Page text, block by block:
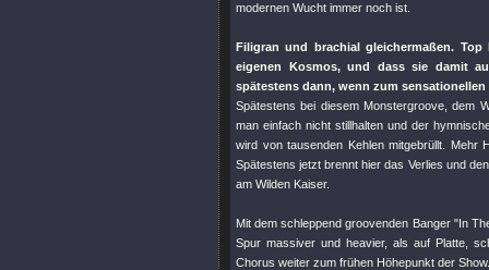
modernen Wucht immer noch ist.
Filigran und brachial gleichermaßen.
eigenen Kosmos, und dass sie damit
spätestens dann, wenn zum sensationellen
Spätestens bei diesem Monstergroove, dem
man einfach nicht stillhalten und der
wird von tausenden Kehlen mitgebrüllt. Mehr
Spätestens jetzt brennt hier das Verlies und
am Wilden Kaiser.
Mit dem schleppend groovenden Banger "In
Spur massiver und heavier, als auf Platte,
Chorus weiter zum frühen Höhepunkt der